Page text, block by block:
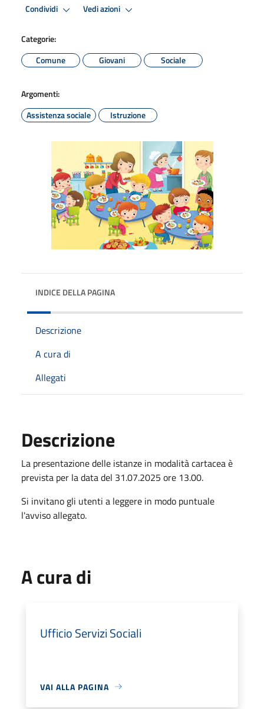
Condividi Vedi azioni
Categorie:
Comune
Giovani Sociale
Argomenti:
Assistenza sociale
Istruzione
INDICE DELLA PAGINA
Descrizione
A cura di
Allegati
Descrizione
La presentazione delle istanze in modalità cartacea è
prevista per la data del 31.07.2025 ore 13.00.
Si invitano gli utenti a leggere in modo puntuale
l'avviso allegato.
A cura di
Ufficio Servizi Sociali
VAI ALLA PAGINA